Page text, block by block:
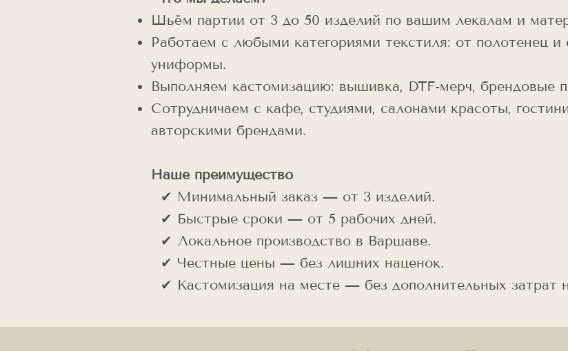
Шьём партии от 3 до 50 изделий по вашим лекалам и
Работаем с любыми категориями текстиля: от полотенец
униформы.
Выполняем кастомизацию: вышивка, DTF-мерч, брендовые
Сотрудничаем с кафе, студиями, салонами красоты,
авторскими брендами.
Наше преимущество
✔ Минимальный заказ — от 3 изделий.
✔ Быстрые сроки — от 5 рабочих дней.
✔ Локальное производство в Варшаве.
✔ Честные цены — без лишних наценок.
✔ Кастомизация на месте — без дополнительных затрат